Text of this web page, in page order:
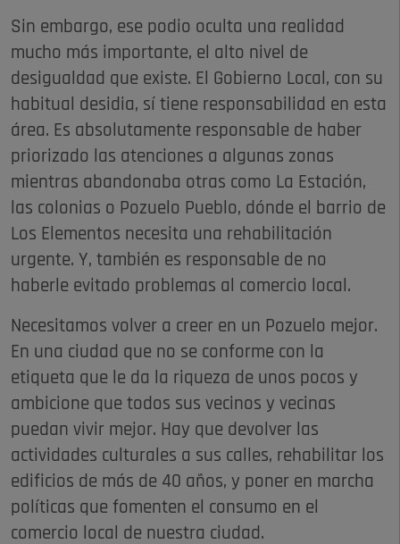
Sin embargo, ese podio oculta una realidad
mucho más importante, el alto nivel de
desigualdad que existe. El Gobierno Local, con su
habitual desidia, sí tiene responsabilidad en esta
área. Es absolutamente responsable de haber
priorizado las atenciones a algunas zonas
mientras abandonaba otras como La Estación,
las colonias o Pozuelo Pueblo, dónde el barrio de
Los Elementos necesita una rehabilitación
urgente. Y, también es responsable de no
haberle evitado problemas al comercio local.
Necesitamos volver a creer en un Pozuelo mejor.
En una ciudad que no se conforme con la
etiqueta que le da la riqueza de unos pocos y
ambicione que todos sus vecinos y vecinas
puedan vivir mejor. Hay que devolver las
actividades culturales a sus calles, rehabilitar los
edificios de más de 40 años, y poner en marcha
políticas que fomenten el consumo en el
comercio local de nuestra ciudad.